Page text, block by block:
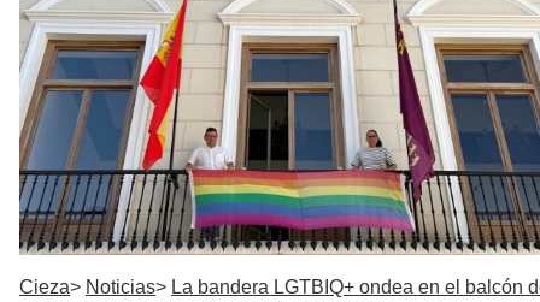
Cieza Noticias
La bandera LGTBIQ+ ondea en el balcón